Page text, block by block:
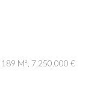
M², 7.250.000 €